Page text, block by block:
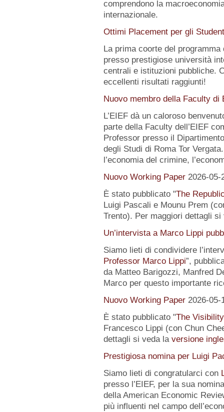
comprendono la
internazionale.
Ottimi Placement per gli
La prima coorte del
presso prestigiose università
centrali e istituzioni pubbliche.
eccellenti risultati raggiunti!
Nuovo membro della Faculty di
L’EIEF dà un caloroso
parte della Faculty dell’EIEF
Professor presso il
degli Studi di Roma Tor
l’economia del crimine,
Nuovo Working Paper 2026-05-
È stato pubblicato "The
Luigi Pascali e Mounu Prem
Trento). Per maggiori dettagli
Un’intervista a Marco Lippi
Siamo lieti di condividere
Professor Marco Lippi”,
da Matteo Barigozzi, Manfred
Marco per questo importante
Nuovo Working Paper 2026-05-
È stato pubblicato "The
Francesco Lippi (con Chun
dettagli si veda la versione
Prestigiosa nomina per Luigi
Siamo lieti di congratularci con
presso l’EIEF, per la sua
della American Economic
più influenti nel campo